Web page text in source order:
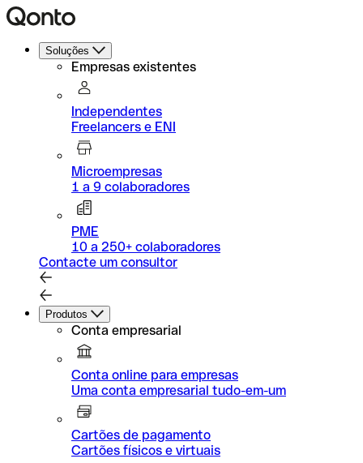
Soluções
Empresas existentes
Independentes
Freelancers e ENI
Microempresas
1 a 9 colaboradores
PME
10 a 250+ colaboradores
Contacte um consultor
Produtos
Conta empresarial
Conta online para empresas
Uma conta empresarial tudo-em-um
Cartões de pagamento
Cartões físicos e virtuais